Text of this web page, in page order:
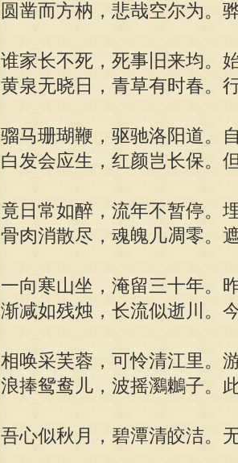
圆凿而方枘，悲哉空尔为。
谁家长不死，死事旧来均。
黄泉无晓日，青草有时春。
骝马珊瑚鞭，驱驰洛阳道。
白发会应生，红颜岂长保。
竟日常如醉，流年不暂停。
骨肉消散尽，魂魄几凋零。
一向寒山坐，淹留三十年。
渐减如残烛，长流似逝川。
相唤采芙蓉，可怜清江里。
浪捧鸳鸯儿，波摇鸂鶒子。
吾心似秋月，碧潭清皎洁。